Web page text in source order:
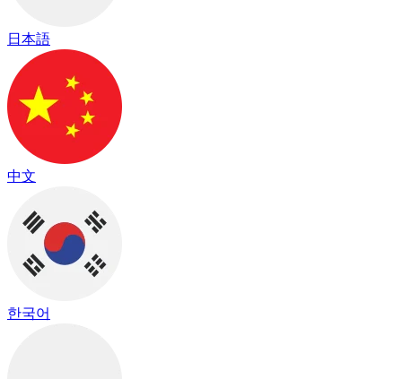
日本語
中文
한국어